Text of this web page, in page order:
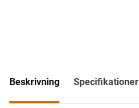
Beskrivning Specifikationer